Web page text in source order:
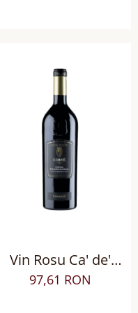
Vin Rosu Ca' de'
Rocchi Corve Corvina
Verona IGP sec
97,61 RON